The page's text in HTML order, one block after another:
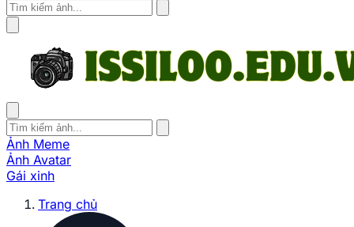
Ảnh Meme
Ảnh Avatar
Gái xinh
Trang chủ